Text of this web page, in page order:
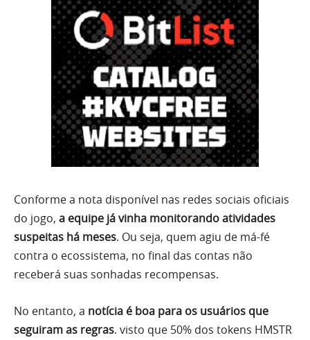
Conforme a nota disponível nas redes sociais oficiais
do jogo, a equipe já vinha monitorando atividades
suspeitas há meses. Ou seja, quem agiu de má-fé
contra o ecossistema, no final das contas não
receberá suas sonhadas recompensas.
No entanto, a notícia é boa para os usuários que
seguiram as regras. visto que 50% dos tokens HMSTR